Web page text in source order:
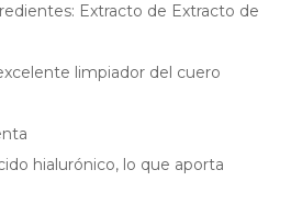
Extracto de Extracto de
limpiador del cuero
hialurónico, lo que aporta